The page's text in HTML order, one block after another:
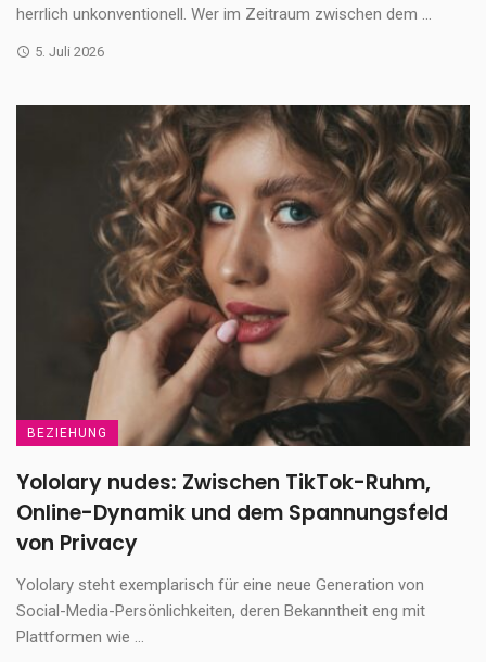
herrlich unkonventionell. Wer im Zeitraum zwischen dem ...
5. Juli 2026
BEZIEHUNG
Yololary nudes: Zwischen TikTok-Ruhm,
Online-Dynamik und dem Spannungsfeld
von Privacy
Yololary steht exemplarisch für eine neue Generation von
Social-Media-Persönlichkeiten, deren Bekanntheit eng mit
Plattformen wie ...